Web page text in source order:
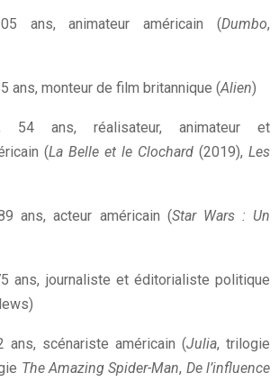
ans, animateur américain (Dumbo,
ans, monteur de film britannique (Alien)
54 ans, réalisateur, animateur et
(La Belle et le Clochard (2019), Les
ans, acteur américain (Star Wars : Un
ans, journaliste et éditorialiste politique
ans, scénariste américain (Julia, trilogie
The Amazing Spider-Man, De l’influence